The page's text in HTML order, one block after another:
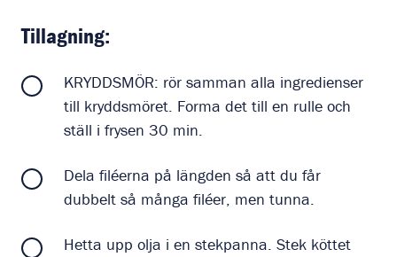
Tillagning:
KRYDDSMÖR: rör samman alla ingredienser
till kryddsmöret. Forma det till en rulle och
ställ i frysen 30 min.
Dela filéerna på längden så att du får
dubbelt så många filéer, men tunna.
Hetta upp olja i en stekpanna. Stek köttet